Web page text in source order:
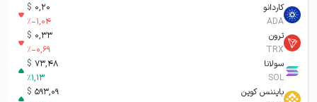
کاردانو
ADA
0,20
$
%-1,04
ترون
TRX
0,33
$
%-0,69
سولانا
SOL
73,48
$
%1,13
بایننس کوین
593,09
$